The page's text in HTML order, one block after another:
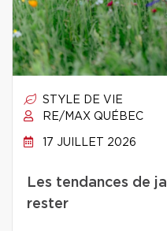
STYLE DE VIE
RE/MAX QUÉBEC
17 JUILLET 2026
Les tendances de
rester